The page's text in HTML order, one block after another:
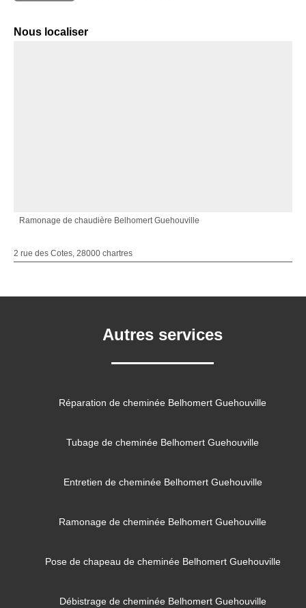
Nous localiser
Ramonage de chaudière Belhomert Guehouville
2 rue des Cotes, 28000 chartres
Autres services
Réparation de cheminée Belhomert Guehouville
Tubage de cheminée Belhomert Guehouville
Entretien de cheminée Belhomert Guehouville
Ramonage de cheminée Belhomert Guehouville
Pose de chapeau de cheminée Belhomert Guehouville
Débistrage de cheminée Belhomert Guehouville